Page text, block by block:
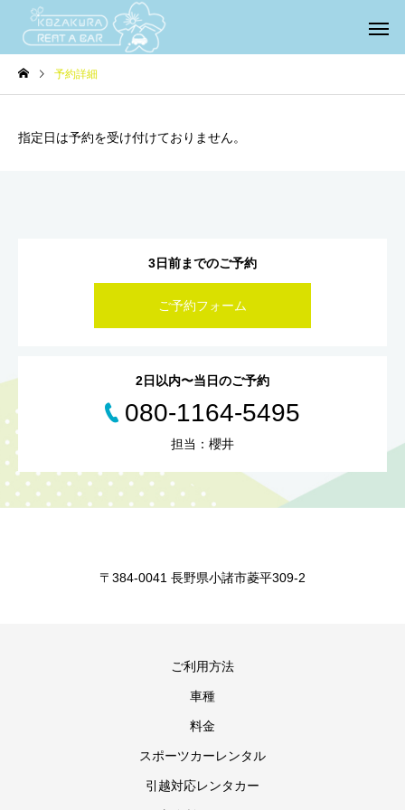
予約詳細
指定日は予約を受け付けておりません。
3日前までのご予約
ご予約フォーム
2日以内〜当日のご予約
080-1164-5495
担当：櫻井
〒384-0041 長野県小諸市菱平309-2
ご利用方法
車種
料金
スポーツカーレンタル
引越対応レンタカー